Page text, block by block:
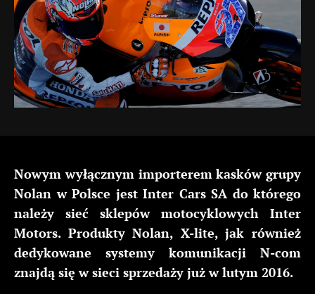
Nowym wyłącznym importerem kasków grupy
Nolan w Polsce jest Inter Cars SA do którego
należy sieć sklepów motocyklowych Inter
Motors. Produkty Nolan, X-lite, jak również
dedykowane systemy komunikacji N-com
znajdą się w sieci sprzedaży już w lutym 2016.